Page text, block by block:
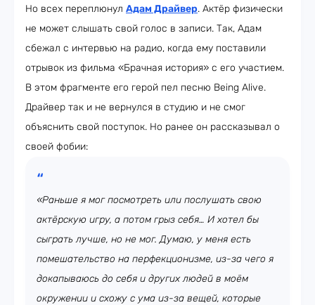
Но всех переплюнул Адам Драйвер. Актёр физически
не может слышать свой голос в записи. Так, Адам
сбежал с интервью на радио, когда ему поставили
отрывок из фильма «Брачная история» с его участием.
В этом фрагменте его герой пел песню Being Alive.
Драйвер так и не вернулся в студию и не смог
объяснить свой поступок. Но ранее он рассказывал о
своей фобии:
«Раньше я мог посмотреть или послушать свою
актёрскую игру, а потом грыз себя… И хотел бы
сыграть лучше, но не мог. Думаю, у меня есть
помешательство на перфекционизме, из-за чего я
докапываюсь до себя и других людей в моём
окружении и схожу с ума из-за вещей, которые